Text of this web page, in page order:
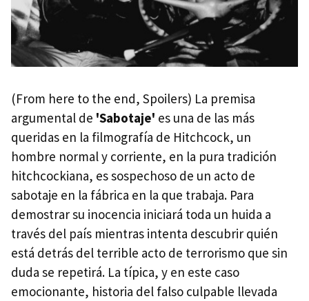
(From here to the end, Spoilers) La premisa
argumental de 'Sabotaje' es una de las más
queridas en la filmografía de Hitchcock, un
hombre normal y corriente, en la pura tradición
hitchcockiana, es sospechoso de un acto de
sabotaje en la fábrica en la que trabaja. Para
demostrar su inocencia iniciará toda un huida a
través del país mientras intenta descubrir quién
está detrás del terrible acto de terrorismo que sin
duda se repetirá. La típica, y en este caso
emocionante, historia del falso culpable llevada